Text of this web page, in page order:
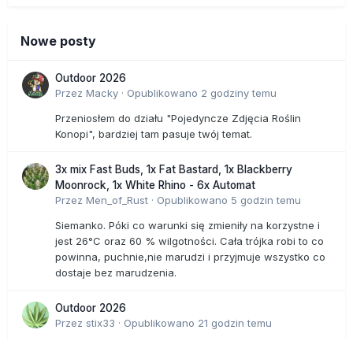
Nowe posty
Outdoor 2026
Przez Macky · Opublikowano 2 godziny temu
Przeniosłem do działu "Pojedyncze Zdjęcia Roślin
Konopi", bardziej tam pasuje twój temat.
3x mix Fast Buds, 1x Fat Bastard, 1x Blackberry
Moonrock, 1x White Rhino - 6x Automat
Przez Men_of_Rust · Opublikowano 5 godzin temu
Siemanko. Póki co warunki się zmieniły na korzystne i
jest 26°C oraz 60 % wilgotności. Cała trójka robi to co
powinna, puchnie,nie marudzi i przyjmuje wszystko co
dostaje bez marudzenia.
Outdoor 2026
Przez stix33 · Opublikowano 21 godzin temu